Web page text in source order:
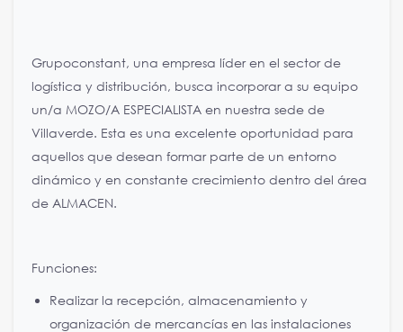
Grupoconstant, una empresa líder en el sector de
logística y distribución, busca incorporar a su equipo
un/a MOZO/A ESPECIALISTA en nuestra sede de
Villaverde. Esta es una excelente oportunidad para
aquellos que desean formar parte de un entorno
dinámico y en constante crecimiento dentro del área
de ALMACEN.
Funciones:
Realizar la recepción, almacenamiento y
organización de mercancías en las instalaciones